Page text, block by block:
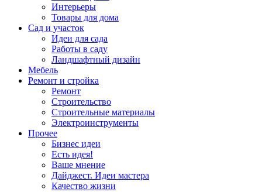
Интерьеры
Товары для дома
Сад и участок
Идеи для сада
Работы в саду
Ландшафтный дизайн
Мебель
Ремонт и стройка
Ремонт
Строительство
Строительные материалы
Электроинструменты
Прочее
Бизнес идеи
Есть идея!
Ваше мнение
Дайджест. Идеи мастера
Качество жизни